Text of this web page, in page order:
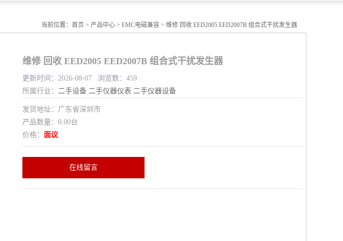
当前位置： 首页 > 产品中心 > EMC电磁兼容 > 维修 回收 EED2005 EED2007B 组合式干扰发生器
维修 回收 EED2005 EED2007B 组合式干扰发生器
更新时间：2026-08-07 浏览数：459
所属行业： 二手设备 二手仪器仪表 二手仪器设备
发货地址：广东省深圳市
产品数量：0.00台
价格： 面议
在线留言